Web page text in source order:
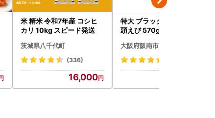
米 精米 令和7年産 コシヒ
カリ 10kg スピード発送
茨城県八千代町
(336)
16,000
特大 ブラックタイガー 無
頭えび 570g前後15尾
大阪府阪南市